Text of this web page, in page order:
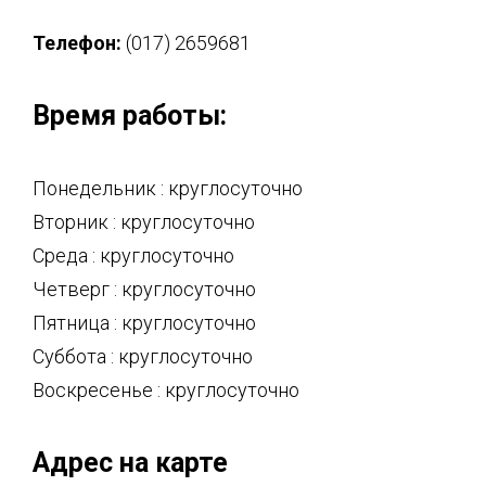
Телефон: (017) 2659681
Время работы:
Понедельник : круглосуточно
Вторник : круглосуточно
Среда : круглосуточно
Четверг : круглосуточно
Пятница : круглосуточно
Суббота : круглосуточно
Воскресенье : круглосуточно
Адрес на карте